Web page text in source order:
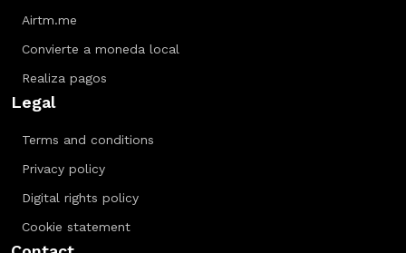
Airtm.me
Convierte a moneda local
Realiza pagos
Legal
Terms and conditions
Privacy policy
Digital rights policy
Cookie statement